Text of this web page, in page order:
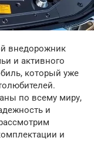
внедорожник
и активного
который уже
по всему миру,
и
и